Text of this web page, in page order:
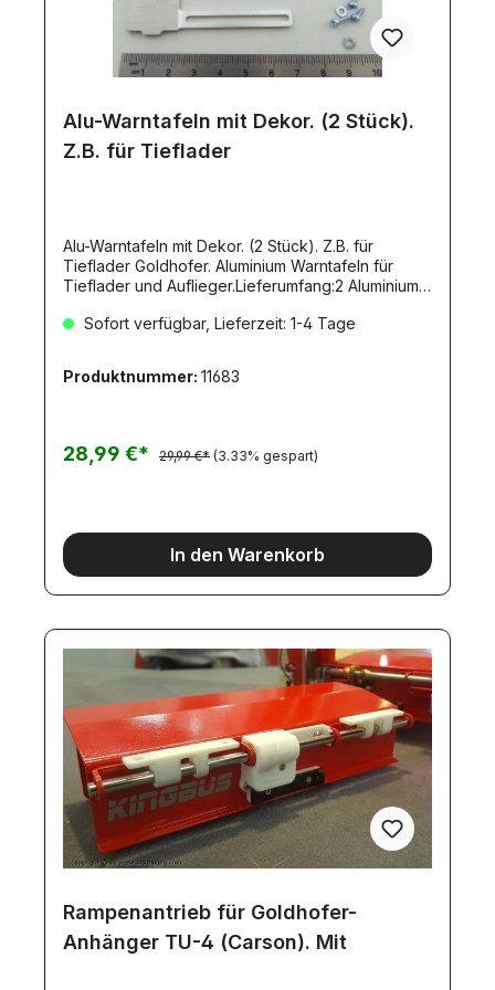
Alu-Warntafeln mit Dekor. (2 Stück).
Z.B. für Tieflader
Alu-Warntafeln mit Dekor. (2 Stück). Z.B. für
Tieflader Goldhofer. Aluminium Warntafeln für
Tieflader und Auflieger.Lieferumfang:2 Aluminium-
Befestigungs-Schrauben.
Sofort verfügbar, Lieferzeit: 1-4 Tage
Produktnummer: 11683
28,99 €* 29,99 €* (3.33% gespart)
In den Warenkorb
Rampenantrieb für Goldhofer-
Anhänger TU-4 (Carson). Mit